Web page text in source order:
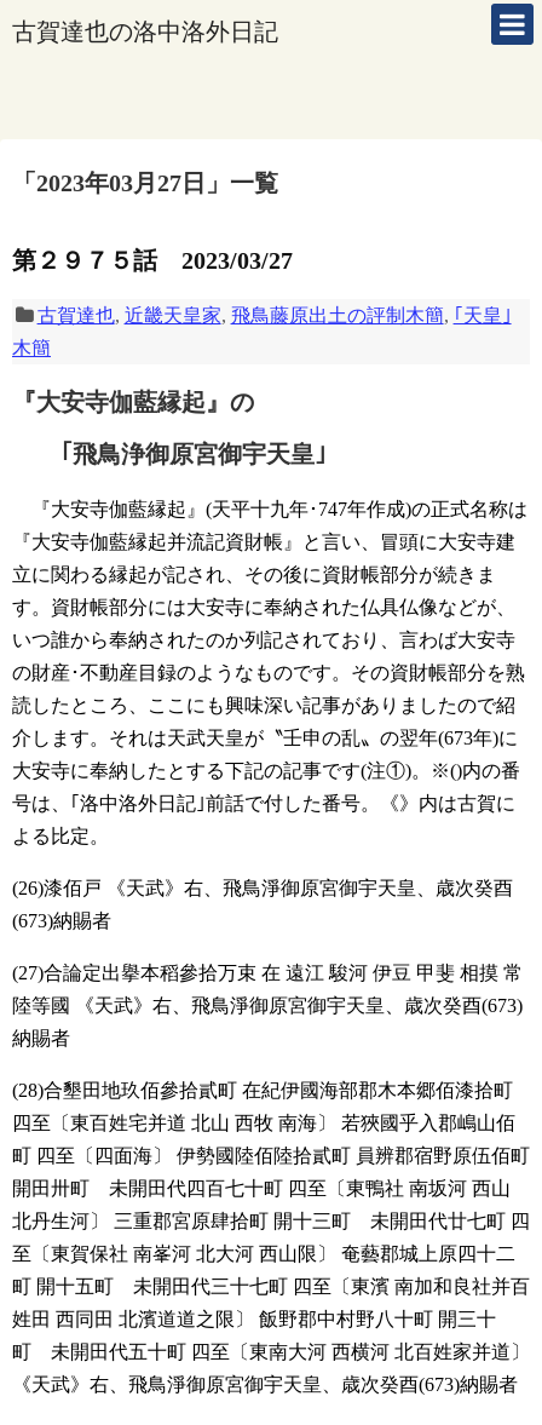
古賀達也の洛中洛外日記
「 2023年03月27日 」 一覧
第２９７５話 2023/03/27
古賀達也, 近畿天皇家, 飛鳥藤原出土の評制木簡, ｢天皇｣
木簡
『大安寺伽藍縁起』の
｢飛鳥浄御原宮御宇天皇｣
『大安寺伽藍縁起』(天平十九年･747年作成)の正式名称は
『大安寺伽藍縁起并流記資財帳』と言い、冒頭に大安寺建
立に関わる縁起が記され、その後に資財帳部分が続きま
す。資財帳部分には大安寺に奉納された仏具仏像などが、
いつ誰から奉納されたのか列記されており、言わば大安寺
の財産･不動産目録のようなものです。その資財帳部分を熟
読したところ、ここにも興味深い記事がありましたので紹
介します。それは天武天皇が〝壬申の乱〟の翌年(673年)に
大安寺に奉納したとする下記の記事です(注①)。※()内の番
号は、｢洛中洛外日記｣前話で付した番号。《》内は古賀に
よる比定。
(26)漆佰戸 《天武》右、飛鳥淨御原宮御宇天皇、歳次癸酉
(673)納賜者
(27)合論定出擧本稻參拾万束 在 遠江 駿河 伊豆 甲斐 相摸 常
陸等國
《天武》右、飛鳥淨御原宮御宇天皇、歳次癸酉(673)
納賜者
(28)合墾田地玖佰參拾貳町 在紀伊國海部郡木本郷佰漆拾町
四至〔東百姓宅并道 北山 西牧 南海〕
若狹國乎入郡嶋山佰
町 四至〔四面海〕 伊勢國陸佰陸拾貳町 員辨郡宿野原伍佰町
開田卅町 未開田代四百七十町 四至〔東鴨社 南坂河 西山
北丹生河〕
三重郡宮原肆拾町 開十三町 未開田代廿七町 四
至〔東賀保社 南峯河 北大河 西山限〕
奄藝郡城上原四十二
町 開十五町 未開田代三十七町 四至〔東濱 南加和良社并百
姓田 西同田 北濱道道之限〕
飯野郡中村野八十町 開三十
町 未開田代五十町 四至〔東南大河 西横河 北百姓家并道〕
《天武》右、飛鳥淨御原宮御宇天皇、歳次癸酉(673)納賜者